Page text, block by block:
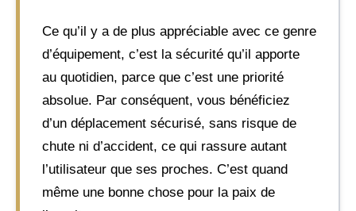
Ce qu’il y a de plus appréciable avec ce genre
d’équipement, c’est la sécurité qu’il apporte
au quotidien, parce que c’est une priorité
absolue. Par conséquent, vous bénéficiez
d’un déplacement sécurisé, sans risque de
chute ni d’accident, ce qui rassure autant
l’utilisateur que ses proches. C’est quand
même une bonne chose pour la paix de